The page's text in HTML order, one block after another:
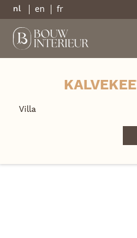
nl en fr
Villa